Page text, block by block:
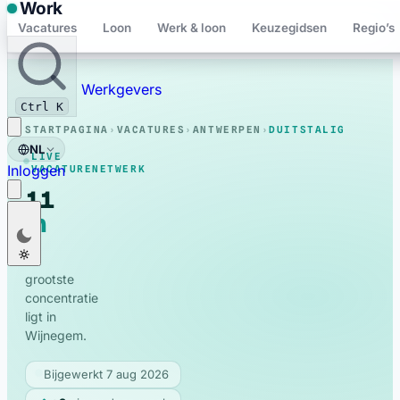
Work
Vacatures Loon Werk & loon Keuzegidsen Regio’s
Ctrl K
Werkgevers
NL
NL
EN English
DE
Polski
RO Română
Inloggen
Bewaard
STARTPAGINA › VACATURES › ANTWERPEN ›DUITSTALIG
LIVE
VACATURENETWERK
11
Duitstalig
vacatures
in
Antwerpen
De
grootste
concentratie
ligt in
Wijnegem.
Bijgewerkt 7 aug 2026